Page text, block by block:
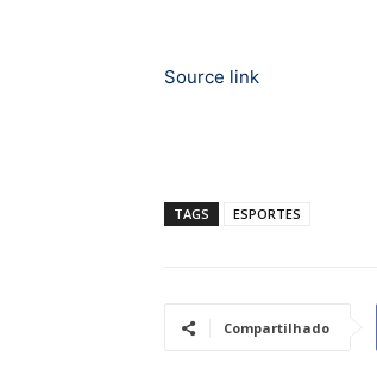
Source link
TAGS ESPORTES
Compartilhado